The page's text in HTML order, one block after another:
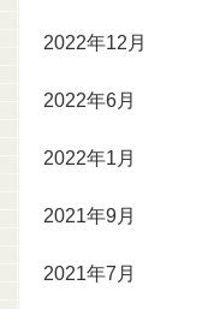
2022年12月
2022年6月
2022年1月
2021年9月
2021年7月